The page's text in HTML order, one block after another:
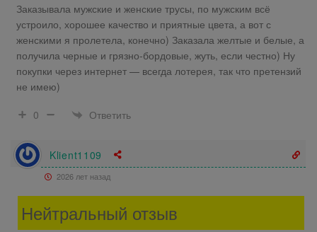
Заказывала мужские и женские трусы, по мужским всё
устроило, хорошее качество и приятные цвета, а вот с
женскими я пролетела, конечно) Заказала желтые и белые, а
получила черные и грязно-бордовые, жуть, если честно) Ну
покупки через интернет — всегда лотерея, так что претензий
не имею)
0
Ответить
Klient1109
2026 лет назад
Нейтральный отзыв